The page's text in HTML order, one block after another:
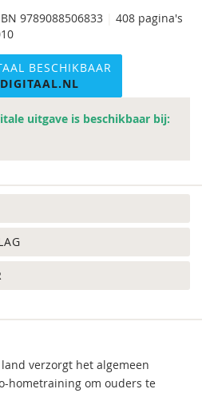
9789088506833
408 pagina's
BESCHIKBAAR
uitgave is beschikbaar bij:
verzorgt het algemeen
hometraining om ouders te